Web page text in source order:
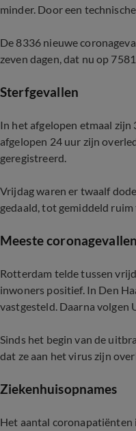
minder. Door een
De 8336 nieuwe
zeven dagen, dat nu op
Sterfgevallen
In het afgelopen etmaal
afgelopen 24 uur zijn
geregistreerd.
Vrijdag waren er twaalf
gedaald, tot gemiddeld
Meeste
Rotterdam telde tussen
inwoners positief. In Den
vastgesteld. Daarna volgen
Sinds het begin van de
dat ze aan het virus zijn
Ziekenhuisopnames
Het aantal coronapatiënten